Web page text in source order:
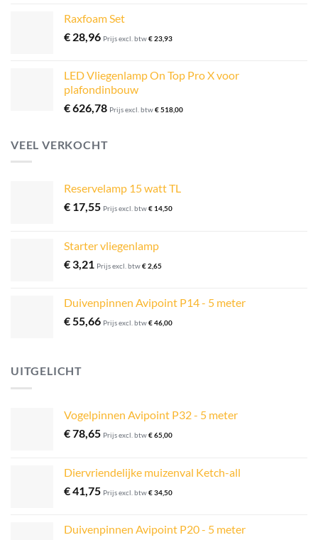
Raxfoam Set
€ 28,96 Prijs excl. btw€23,93
LED Vliegenlamp On Top Pro X voor
plafondinbouw
€626,78 Prijs excl. btw€518,00
VEEL VERKOCHT
Reservelamp 15 watt TL
€ 17,55 Prijs excl. btw€ 14,50
Starter vliegenlamp
€ 3,21 Prijs excl. btw€2,65
Duivenpinnen Avipoint P14 - 5 meter
€55,66 Prijs excl. btw€46,00
UITGELICHT
Vogelpinnen Avipoint P32 - 5 meter
€78,65 Prijs excl. btw€65,00
Diervriendelijke muizenval Ketch-all
€41,75 Prijs excl. btw€34,50
Duivenpinnen Avipoint P20 - 5 meter